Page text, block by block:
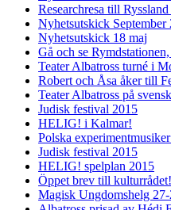
Researchresa till
Nyhetsutskick September
Nyhetsutskick 18 maj
Gå och se
Teater Albatross turné i
Robert och Åsa åker till
Teater Albatross på
Judisk festival 2015
HELIG! i Kalmar!
Polska
Judisk festival 2015
HELIG! spelplan 2015
Öppet brev till kulturrådet!
Magisk Ungdomshelg 27-